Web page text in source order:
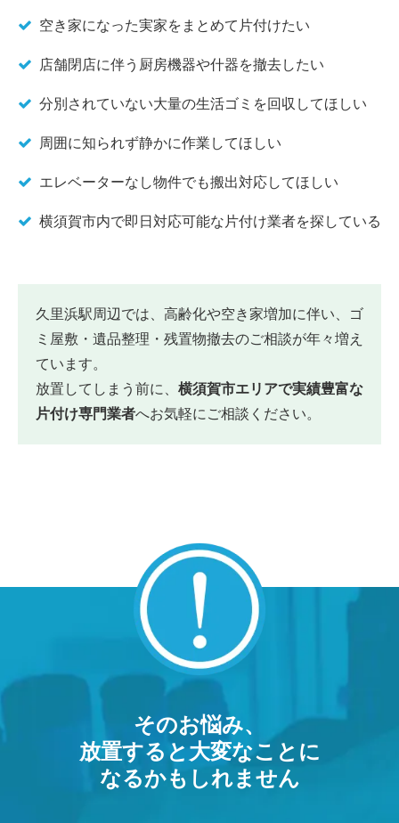
空き家になった実家をまとめて片付けたい
店舗閉店に伴う厨房機器や什器を撤去したい
分別されていない大量の生活ゴミを回収してほしい
周囲に知られず静かに作業してほしい
エレベーターなし物件でも搬出対応してほしい
横須賀市内で即日対応可能な片付け業者を探している
久里浜駅周辺では、高齢化や空き家増加に伴い、ゴ
ミ屋敷・遺品整理・残置物撤去のご相談が年々増え
ています。
放置してしまう前に、 横須賀市エリアで実績豊富な
片付け専門業者へお気軽にご相談ください。
そのお悩み、
放置すると大変なことに
なるかもしれません